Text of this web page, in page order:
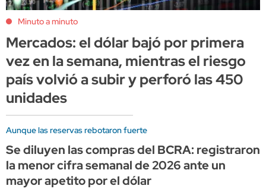
Minuto a minuto
Mercados: el dólar bajó por primera
vez en la semana, mientras el riesgo
país volvió a subir y perforó las 450
unidades
Aunque las reservas rebotaron fuerte
Se diluyen las compras del BCRA: registraron
la menor cifra semanal de 2026 ante un
mayor apetito por el dólar